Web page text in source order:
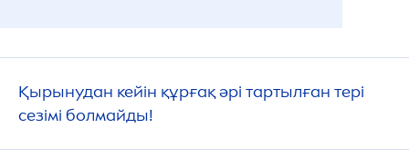
Қырынудан кейін құрғақ әрі тартылған тері
сезімі болмайды!